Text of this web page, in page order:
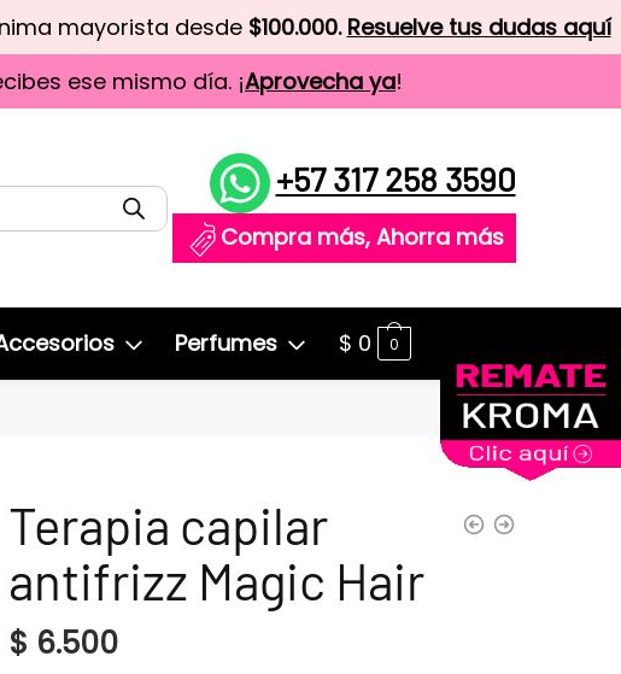
mayorista desde $100.000. Resuelve tus dudas aquí
ese mismo día. ¡Aprovecha ya!
+57 317 258 3590
Compra más, Ahorra más
Perfumes $ 0 0
Terapia capilar
antifrizz Magic Hair
$ 6.500